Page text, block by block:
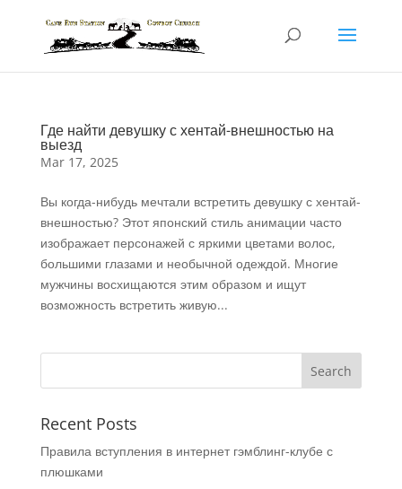
Где найти девушку с хентай-внешностью на
выезд
Mar 17, 2025
Вы когда-нибудь мечтали встретить девушку с хентай-
внешностью? Этот японский стиль анимации часто
изображает персонажей с яркими цветами волос,
большими глазами и необычной одеждой. Многие
мужчины восхищаются этим образом и ищут
возможность встретить живую...
Recent Posts
Правила вступления в интернет гэмблинг-клубе с
плюшками